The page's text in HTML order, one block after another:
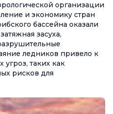
организации
и экономику стран
бассейна оказали
засуха,
ледников привело к
угроз, таких как
рисков для